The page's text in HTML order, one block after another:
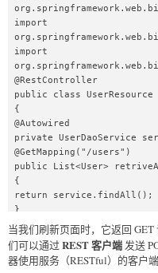
import
import
@RestController
public class
{
@Autowired
private UserDaoService
@GetMapping("/users")
public List<User>
{
return
}
//retrieves a specific
@GetMapping("/users/
public User
{
当我们刷新页面时，它返回
们可以通过REST 客户端 发送
器使用服务（RESTful）的客户端